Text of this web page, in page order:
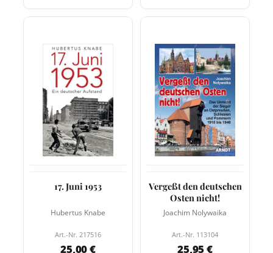
17. Juni 1953
Hubertus Knabe
Art.-Nr. 217516
25,00 €
Vergeßt den deutschen
Osten nicht!
Joachim Nolywaika
Art.-Nr. 113104
25,95 €